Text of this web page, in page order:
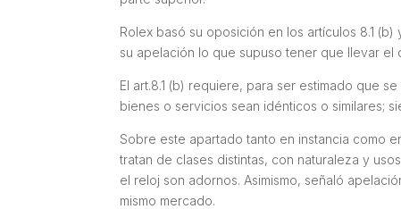
Rolex basó su oposición en los artículos 8.1
su apelación lo que supuso tener que llevar el
El art.8.1 (b) requiere, para ser estimado que
bienes o servicios sean idénticos o similares;
Sobre este apartado tanto en instancia como
tratan de clases distintas, con naturaleza y
el reloj son adornos. Asimismo, señaló
mismo mercado.